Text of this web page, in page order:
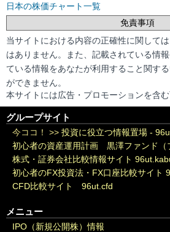
日本の株価チャート一覧
免責事項
当サイトにおける内容の正確性に関して
はありません。また、記載されている情
ている情報をあなたが利用すること関す
ができません。
本サイトには広告・プロモーションを含む
グループサイト
今ココ！ >> 投資に役立つ情報置場 -
初心者の資産運用計画 黒澤ファンド（
株式・証券会社比較情報サイト
初心者のFX投資法・FX口座比較サイト
CFD比較サイト 96ut.cfd
メニュー
IPO（新規公開株）情報